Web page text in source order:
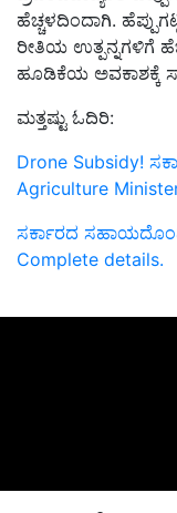
ಹೆಚ್ಚಳದಿಂದಾಗಿ.
ರೀತಿಯ ಉತ್ಪನ್ನಗಳಿಗೆ
ಹೂಡಿಕೆಯ ಅವಕಾಶಕ್ಕೆ
ಮತ್ತಷ್ಟು ಓದಿರಿ:
Drone Subsidy!
Agriculture
ಸರ್ಕಾರದ
Complete details.